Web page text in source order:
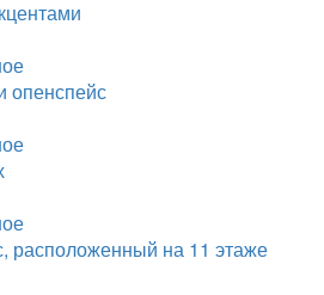
опенспейс
на 11 этаже